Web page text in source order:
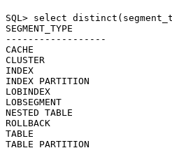
SQL> select
SEGMENT_TYPE
------------------
CACHE
CLUSTER
INDEX
INDEX PARTITION
LOBINDEX
LOBSEGMENT
NESTED TABLE
ROLLBACK
TABLE
TABLE PARTITION